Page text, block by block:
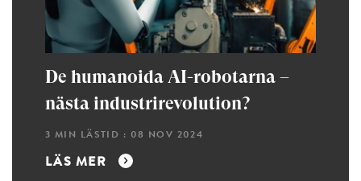
De humanoida AI-robotarna –
nästa industri­revolution?
3 MIN LÄSTID : 08 NOV 2024
LÄS MER